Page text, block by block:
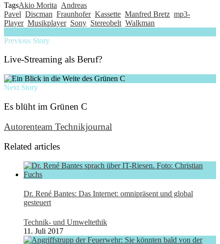
TagsAkio Morita Andreas
Pavel Discman Fraunhofer Kassette Manfred Bretz mp3-
Player Musikplayer Sony Stereobelt Walkman
Previous Story
Live-Streaming als Beruf?
Next Story
Es blüht im Grünen C
Autorenteam Technikjournal
Related articles
Dr. René Bantes: Das Internet: omnipräsent und global
gesteuert
Technik- und Umweltethik
11. Juli 2017